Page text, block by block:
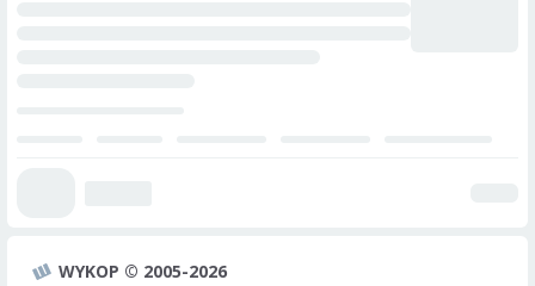
WYKOP © 2005-2026